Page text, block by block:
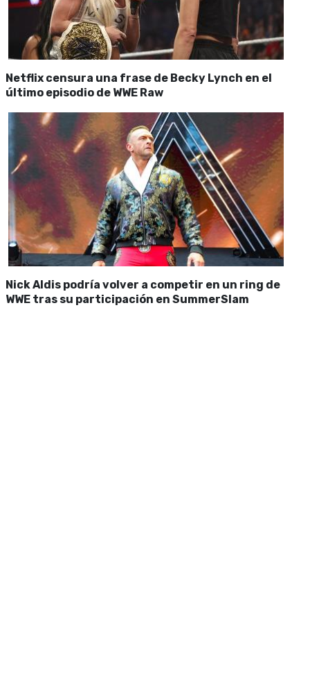
Netflix censura una frase de Becky Lynch en el
último episodio de WWE Raw
Nick Aldis podría volver a competir en un ring de
WWE tras su participación en SummerSlam